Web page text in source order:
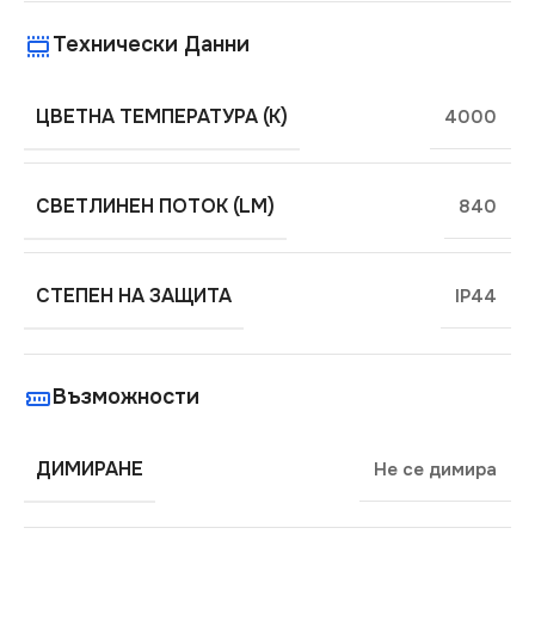
Технически Данни
ЦВЕТНА ТЕМПЕРАТУРА (K) 4000
СВЕТЛИНЕН ПОТОК (LM) 840
СТЕПЕН НА ЗАЩИТА IP44
Възможности
ДИМИРАНЕ Не се димира